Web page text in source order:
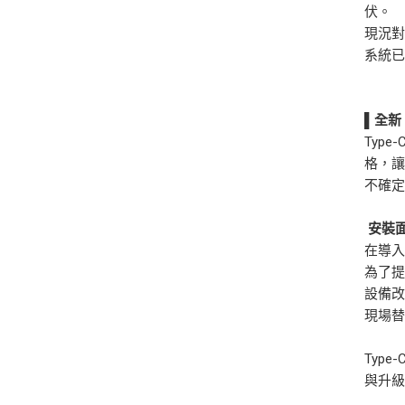
伏。
現況
系統
▌全新
Type-
格，
不確
安裝
在導
為了
設備
現場
Type-
與升